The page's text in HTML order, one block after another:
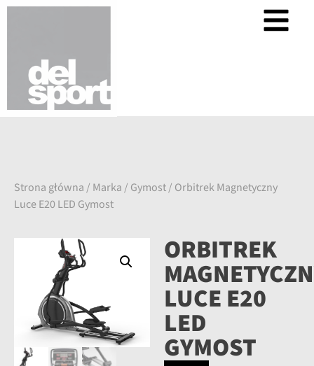
Strona główna / Marka / Gymost/ Orbitrek Magnetyczny
Luce E20 LED Gymost
ORBITREK
LUCE E20
LED
GYMOST